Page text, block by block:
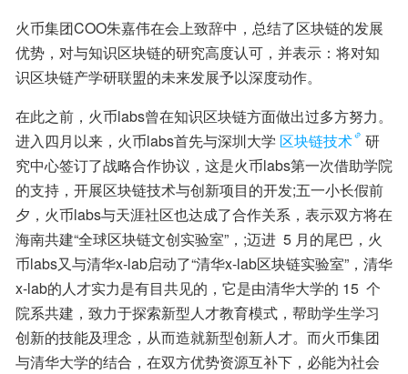
火币集团COO朱嘉伟在会上致辞中，总结了区块链的发展
优势，对与知识区块链的研究高度认可，并表示：将对知
识区块链产学研联盟的未来发展予以深度动作。
在此之前，火币labs曾在知识区块链方面做出过多方努力。
进入四月以来，火币labs首先与深圳大学 区块链技术
研
究中心签订了战略合作协议，这是火币labs第一次借助学院
的支持，开展区块链技术与创新项目的开发;五一小长假前
夕，火币labs与天涯社区也达成了合作关系，表示双方将在
海南共建“全球区块链文创实验室”，;迈进  5 月的尾巴，火
币labs又与清华x-lab启动了“清华x-lab区块链实验室”，清华
x-lab的人才实力是有目共见的，它是由清华大学的 15  个
院系共建，致力于探索新型人才教育模式，帮助学生学习
创新的技能及理念，从而造就新型创新人才。而火币集团
与清华大学的结合，在双方优势资源互补下，必能为社会